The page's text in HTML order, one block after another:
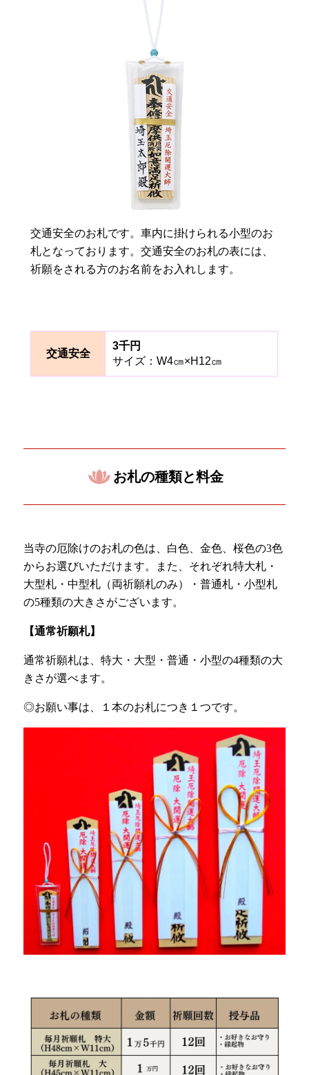
交通安全のお札です。車内に掛けられる小型のお
札となっております。交通安全のお札の表には、
祈願をされる方のお名前をお入れします。
交通安全
3千円
サイズ：W4㎝×H12㎝
お札の種類と料金
当寺の厄除けのお札の色は、白色、金色、桜色の3色
からお選びいただけます。また、それぞれ特大札・
大型札・中型札（両祈願札のみ）・普通札・小型札
の5種類の大きさがございます。
【通常祈願札】
通常祈願札は、特大・大型・普通・小型の4種類の大
きさが選べます。
◎お願い事は、１本のお札につき１つです。